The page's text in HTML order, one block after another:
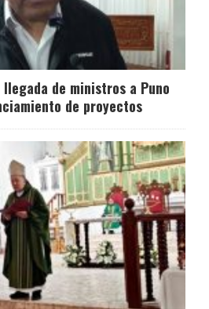
de ministros a Puno
de proyectos